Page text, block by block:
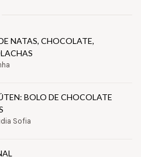
NATAS, CHOCOLATE,
BOLO DE CHOCOLATE
Sofia